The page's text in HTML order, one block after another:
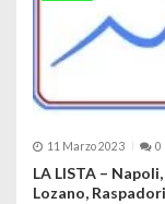
11 Marzo 2023 0
LA LISTA –
Lozano,